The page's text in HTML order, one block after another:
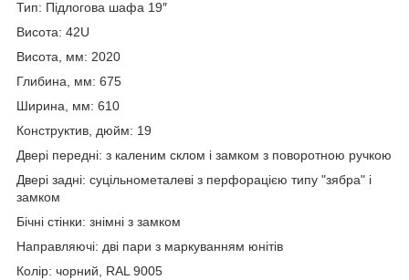
Тип: Підлогова шафа 19″
Висота: 42U
Висота, мм: 2020
Глибина, мм: 675
Ширина, мм: 610
Конструктив, дюйм: 19
Двері передні: з каленим склом і замком з поворотною ручкою
Двері задні: суцільнометалеві з перфорацією типу "зябра" і
замком
Бічні стінки: знімні з замком
Направляючі: дві пари з маркуванням юнітів
Колір: чорний, RAL 9005